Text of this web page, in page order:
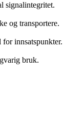
signalintegritet.
og transportere.
for innsatspunkter.
bruk.